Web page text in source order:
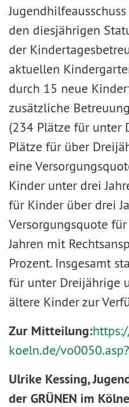
den diesjährigen
der
aktuellen
durch 15 neue
zusätzliche
(234 Plätze für unter
Plätze für über
eine
Kinder unter drei
für Kinder über drei
Versorgungsquote
Jahren mit
Prozent. Insgesamt
für unter Dreijährige
ältere Kinder zur
Zur Mitteilung:
koeln.de/
Ulrike Kessing,
der GRÜNEN im